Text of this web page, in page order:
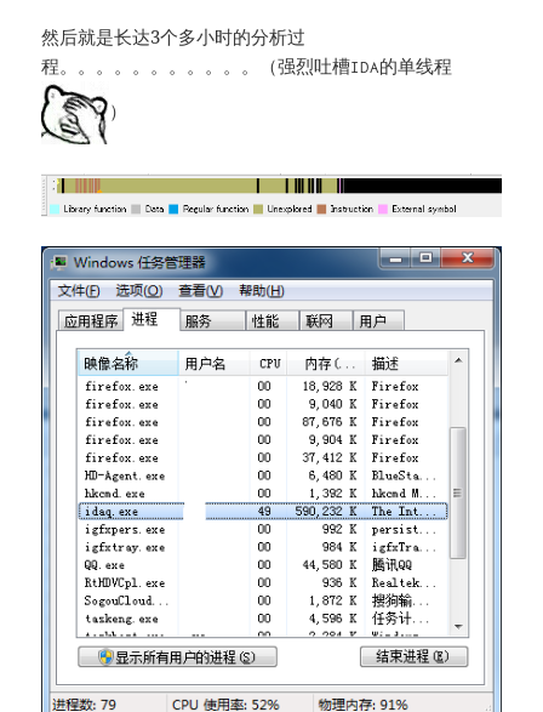
然后就是长达3个多小时的分析过
程。。。。。。。。。。。（强烈吐槽IDA的单线程
）